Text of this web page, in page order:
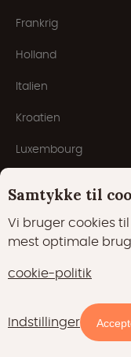
Frankrig
Holland
Italien
Kroatien
Luxembourg
Schweiz
Populære typer
Samtykke til
Vi bruger cookies
mest optimale
cookie-politik
Indstillinger